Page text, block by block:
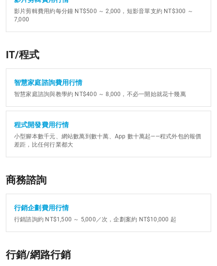
影片剪輯費用約每分鐘 NT$500 ～ 2,000，短影音單支約 NT$300 ～
7,000
IT/程式
智慧家庭諮詢費用行情
智慧家庭諮詢與教學約 NT$400 ～ 8,000，不必一開始就花十幾萬
程式開發費用行情
小型腳本數千元、網站數萬到數十萬、App 數十萬起——程式外包的報價
差距，比任何行業都大
商務諮詢
行銷企劃費用行情
行銷諮詢約 NT$1,500 ～ 5,000／次，企劃案約 NT$10,000 起
行銷/網路行銷